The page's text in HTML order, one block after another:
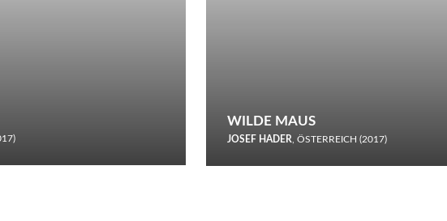
WILDE MAUS
JOSEF HADER, ÖSTERREICH (2017)